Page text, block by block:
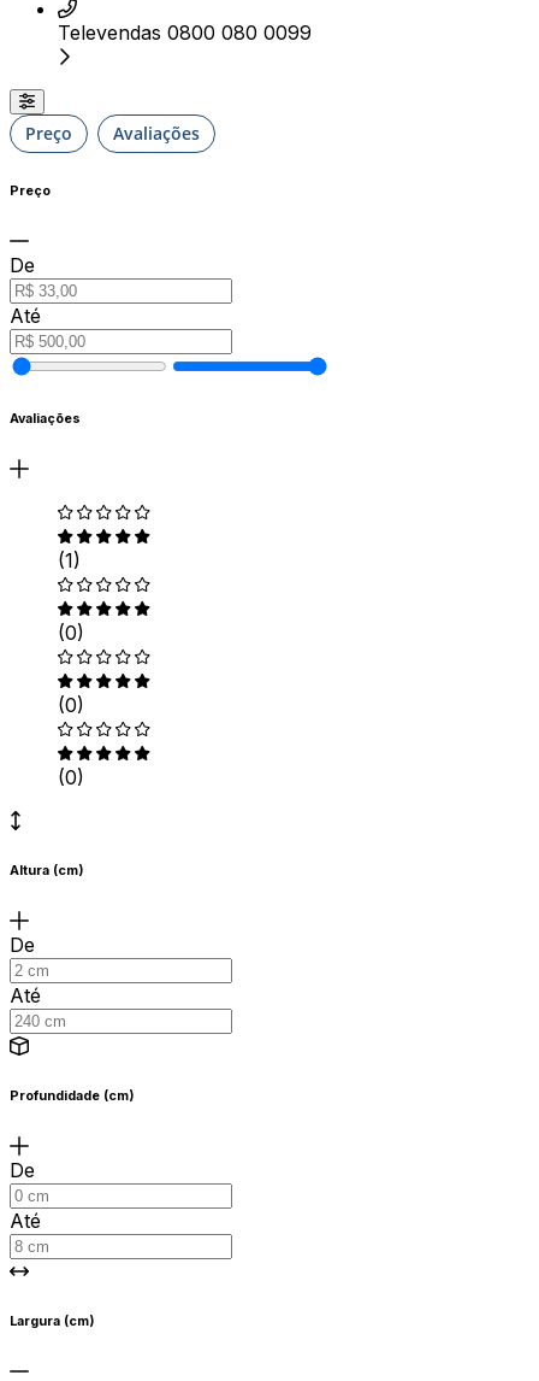
Televendas 0800 080 0099
Preço Avaliações
Preço
De
Até
Avaliações
(1)
(0)
(0)
(0)
Altura (cm)
De
Até
Profundidade (cm)
De
Até
Largura (cm)